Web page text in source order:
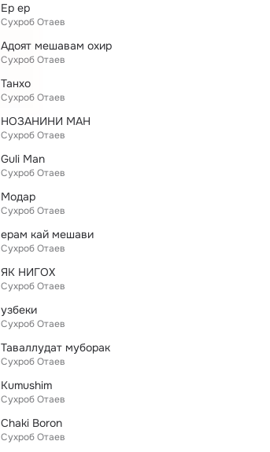
Ер ер
Сухроб Отаев
Адоят мешавам охир
Сухроб Отаев
Танхо
Сухроб Отаев
НОЗАНИНИ МАН
Сухроб Отаев
Guli Man
Сухроб Отаев
Модар
Сухроб Отаев
ерам кай мешави
Сухроб Отаев
ЯК НИГОХ
Сухроб Отаев
узбеки
Сухроб Отаев
Таваллудат муборак
Сухроб Отаев
Kumushim
Сухроб Отаев
Chaki Boron
Сухроб Отаев